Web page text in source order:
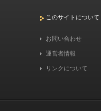
このサイトについて
お問い合わせ
運営者情報
リンクについて